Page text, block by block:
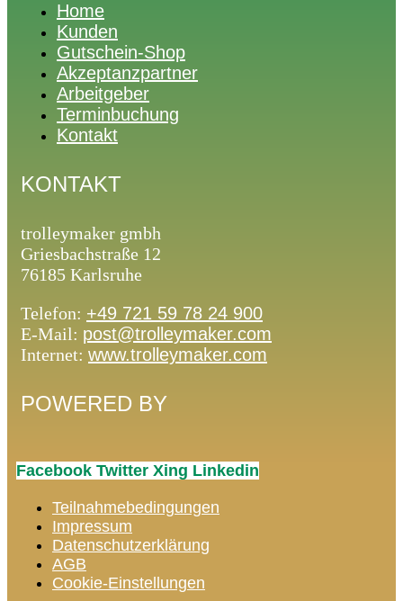
Home
Kunden
Gutschein-Shop
Akzeptanzpartner
Arbeitgeber
Terminbuchung
Kontakt
KONTAKT
trolleymaker gmbh
Griesbachstraße 12
76185 Karlsruhe
Telefon: +49 721 59 78 24 900
E-Mail: post@trolleymaker.com
Internet: www.trolleymaker.com
POWERED BY
Facebook Twitter Xing Linkedin
Teilnahmebedingungen
Impressum
Datenschutzerklärung
AGB
Cookie-Einstellungen